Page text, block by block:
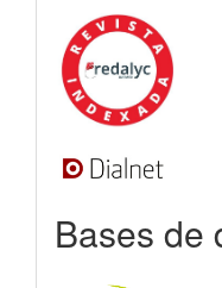
Bases de